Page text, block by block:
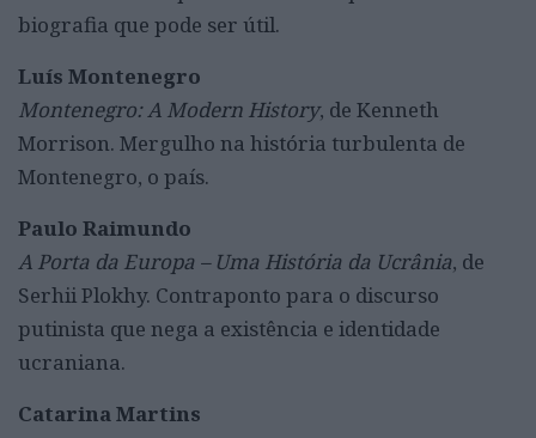
biografia que pode ser útil.
Luís Montenegro
Montenegro: A Modern History, de Kenneth
Morrison. Mergulho na história turbulenta de
Montenegro, o país.
Paulo Raimundo
A Porta da Europa – Uma História da Ucrânia, de
Serhii Plokhy. Contraponto para o discurso
putinista que nega a existência e identidade
ucraniana.
Catarina Martins